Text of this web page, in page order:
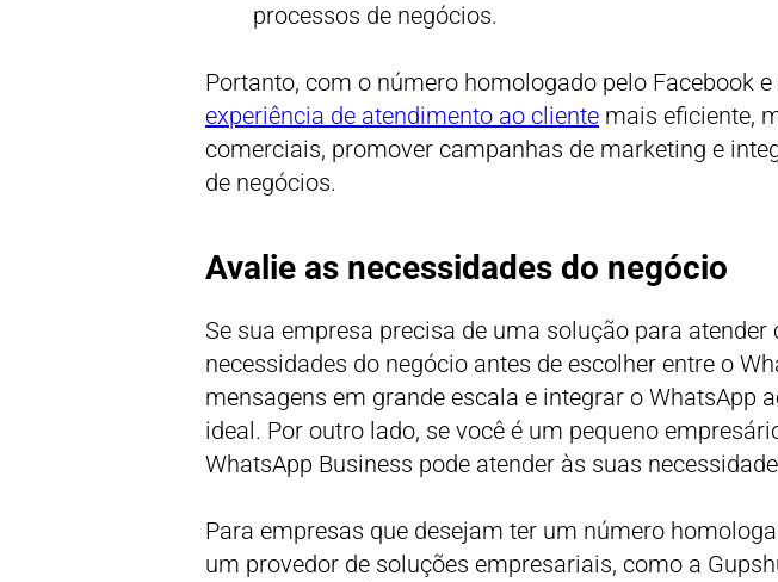
processos de negócios.
Portanto, com o número homologado pelo Facebook
experiência de atendimento ao cliente mais eficiente,
comerciais, promover campanhas de marketing e
de negócios.
Avalie as necessidades do negócio
Se sua empresa precisa de uma solução para
necessidades do negócio antes de escolher entre o
mensagens em grande escala e integrar o WhatsApp
ideal. Por outro lado, se você é um pequeno
WhatsApp Business pode atender às suas
Para empresas que desejam ter um número
um provedor de soluções empresariais, como a